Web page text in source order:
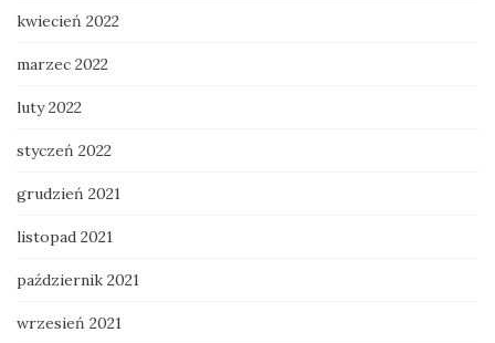
kwiecień 2022
marzec 2022
luty 2022
styczeń 2022
grudzień 2021
listopad 2021
październik 2021
wrzesień 2021